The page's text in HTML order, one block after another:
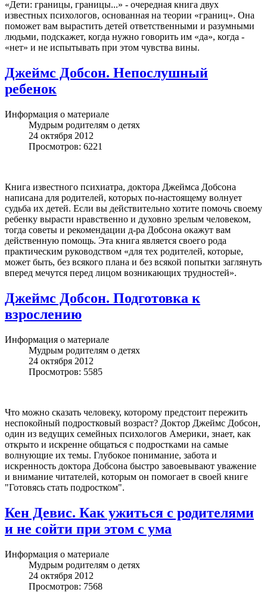
«Дети: границы, границы...» - очередная книга двух
известных психологов, основанная на теории «границ». Она
поможет вам вырастить детей ответственными и разумными
людьми, подскажет, когда нужно говорить им «да», когда -
«нет» и не испытывать при этом чувства вины.
Джеймс Добсон. Непослушный
ребенок
Информация о материале
Мудрым родителям о детях
24 октября 2012
Просмотров: 6221
Книга известного психиатра, доктора Джеймса Добсона
написана для родителей, которых по-настоящему волнует
судьба их детей. Если вы действительно хотите помочь своему
ребенку вырасти нравственно и духовно зрелым человеком,
тогда советы и рекомендации д-ра Добсона окажут вам
действенную помощь. Эта книга является своего рода
практическим руководством «для тех родителей, которые,
может быть, без всякого плана и без всякой попытки заглянуть
вперед мечутся перед лицом возникающих трудностей».
Джеймс Добсон. Подготовка к
взрослению
Информация о материале
Мудрым родителям о детях
24 октября 2012
Просмотров: 5585
Что можно сказать человеку, которому предстоит пережить
неспокойный подростковый возраст? Доктор Джеймс Добсон,
один из ведущих семейных психологов Америки, знает, как
открыто и искренне общаться с подростками на самые
волнующие их темы. Глубокое понимание, забота и
искренность доктора Добсона быстро завоевывают уважение
и внимание читателей, которым он помогает в своей книге
"Готовясь стать подростком".
Кен Девис. Как ужиться с родителями
и не сойти при этом с ума
Информация о материале
Мудрым родителям о детях
24 октября 2012
Просмотров: 7568